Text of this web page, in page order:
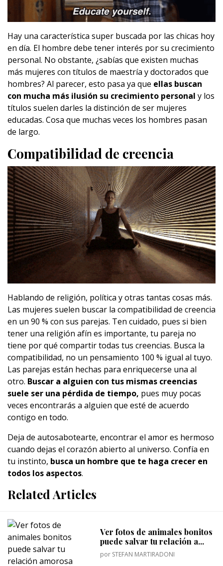
Hay una característica super buscada por las chicas hoy
en día. El hombre debe tener interés por su crecimiento
personal. No obstante, ¿sabías que existen muchas
más mujeres con títulos de maestría y doctorados que
hombres? Al parecer, esto pasa ya que ellas buscan
con mucha más ilusión su crecimiento personal y los
títulos suelen darles la distinción de ser mujeres
educadas. Cosa que muchas veces los hombres pasan
de largo.
Compatibilidad de creencia
Hablando de religión, política y otras tantas cosas más.
Las mujeres suelen buscar la compatibilidad de creencia
en un 90 % con sus parejas. Ten cuidado, pues si bien
tener una religión afín es importante, tu pareja no
tiene por qué compartir todas tus creencias. Busca la
compatibilidad, no un pensamiento 100 % igual al tuyo.
Las parejas están hechas para enriquecerse una al
otro. Buscar a alguien con tus mismas creencias
suele ser una pérdida de tiempo, pues muy pocas
veces encontrarás a alguien que esté de acuerdo
contigo en todo.
Deja de autosabotearte, encontrar el amor es hermoso
cuando dejas el corazón abierto al universo. Confía en
tu instinto, busca un hombre que te haga crecer en
todos los aspectos.
Related Articles
Ver fotos de animales bonitos
puede salvar tu relación a...
por STEFAN MARTIRADONI